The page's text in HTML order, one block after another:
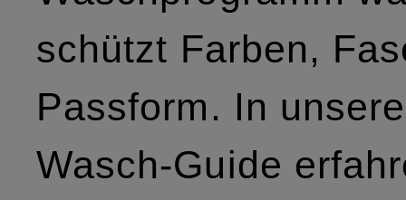
schützt Farben,
Passform. In
Wasch-Guide